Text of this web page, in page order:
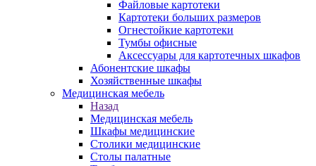
Файловые картотеки
Картотеки больших размеров
Огнестойкие картотеки
Тумбы офисные
Аксессуары для картотечных шкафов
Абонентские шкафы
Хозяйственные шкафы
Медицинская мебель
Назад
Медицинская мебель
Шкафы медицинские
Столики медицинские
Столы палатные